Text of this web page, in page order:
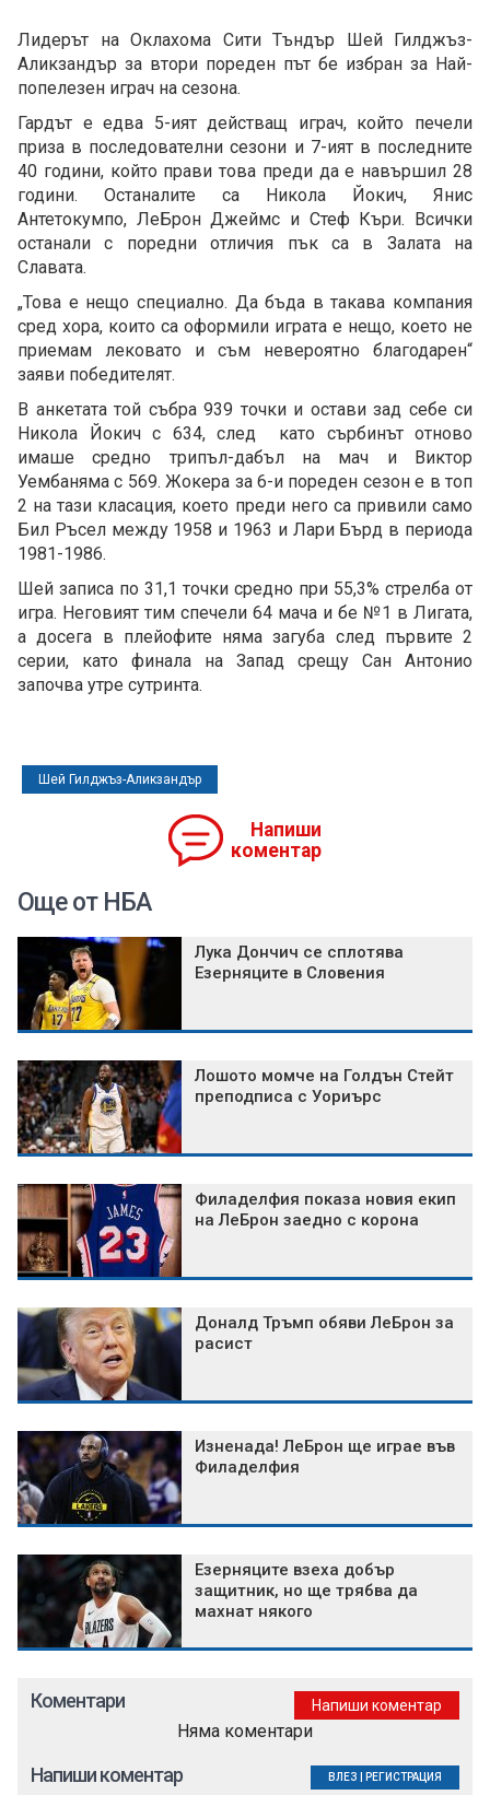
Лидерът на Оклахома Сити Тъндър Шей Гилджъз-
Аликзандър за втори пореден път бе избран за Най-
попелезен играч на сезона.
Гардът е едва 5-ият действащ играч, който печели
приза в последователни сезони и 7-ият в последните
40 години, който прави това преди да е навършил 28
години. Останалите са Никола Йокич, Янис
Антетокумпо, ЛеБрон Джеймс и Стеф Къри. Всички
останали с поредни отличия пък са в Залата на
Славата.
„Това е нещо специално. Да бъда в такава компания
сред хора, които са оформили играта е нещо, което не
приемам лековато и съм невероятно благодарен“
заяви победителят.
В анкетата той събра 939 точки и остави зад себе си
Никола Йокич с 634, след като сърбинът отново
имаше средно трипъл-дабъл на мач и Виктор
Уембаняма с 569. Жокера за 6-и пореден сезон е в топ
2 на тази класация, което преди него са привили само
Бил Ръсел между 1958 и 1963 и Лари Бърд в периода
1981-1986.
Шей записа по 31,1 точки средно при 55,3% стрелба от
игра. Неговият тим спечели 64 мача и бе №1 в Лигата,
а досега в плейофите няма загуба след първите 2
серии, като финала на Запад срещу Сан Антонио
започва утре сутринта.
Шей Гилджъз-Аликзандър
Напиши
коментар
Още от НБА
Лука Дончич се сплотява
Езерняците в Словения
Лошото момче на Голдън Стейт
преподписа с Уориърс
Филаделфия показа новия екип
на ЛеБрон заедно с корона
Доналд Тръмп обяви ЛеБрон за
расист
Изненада! ЛеБрон ще играе във
Филаделфия
Езерняците взеха добър
защитник, но ще трябва да
махнат някого
Коментари Напиши коментар
Няма коментари
Напиши коментар ВЛЕЗ РЕГИСТРАЦИЯ